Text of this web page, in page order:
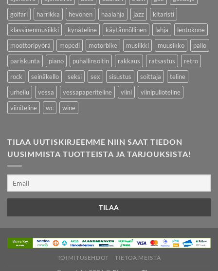
golfari
harrikka hevonen häälahja jazz
kitaristi
klassinenmusiikki
kynäteline käytännöllinen lahja
lentokone
moottoripyörä
mopedi motorbike musiikki muusikko
pallo
pariskunta
piano puhallinsoitin rakkaus ratsastus
retro
rock
seinäkello seksi sex sisustus soittaja
teline
urheilu
vessa vessapaperiteline viini
viinipulloteline
viiniteline
wc wine
TILAA UUTISKIRJEEMME NIIN SAAT TIEDON
UUSIMMISTA TUOTTEISTA JA TARJOUKSISTA!
TOIMITUSEHDOT TIETOA MEISTÄ